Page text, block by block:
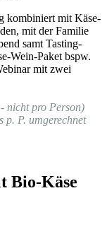
kombiniert mit Käse-
mit der Familie
samt Tasting-
Wein-Paket bspw.
mit zwei
nicht pro Person)
p. P. umgerechnet
Bio-Käse